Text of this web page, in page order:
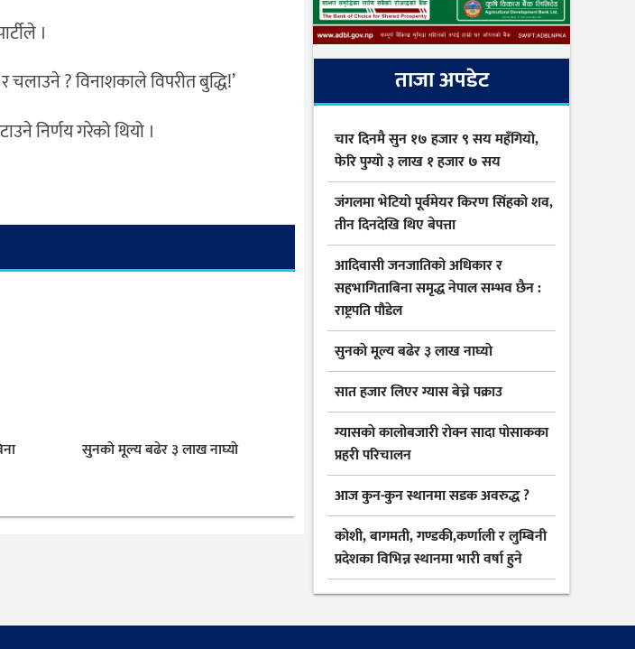
।
? विनाशकाले विपरीत बुद्धि!’
निर्णय गरेको थियो ।
सुनकाे मूल्य बढेर ३ लाख नाघ्याे
ताजा अपडेट
चार दिनमै सुन १७ हजार ९ सय महँगियो,
फेरि पुग्यो ३ लाख १ हजार ७ सय
जंगलमा भेटियो पूर्वमेयर किरण सिंहको शव,
तीन दिनदेखि थिए बेपत्ता
आदिवासी जनजातिको अधिकार र
सहभागिताबिना समृद्ध नेपाल सम्भव छैन :
राष्ट्रपति पौडेल
सुनकाे मूल्य बढेर ३ लाख नाघ्याे
सात हजार लिएर ग्यास बेच्ने पक्राउ
ग्यासकाे कालोबजारी राेक्न सादा पोसाकका
प्रहरी परिचालन
आज कुन-कुन स्थानमा सडक अवरुद्ध ?
कोशी, बागमती, गण्डकी,कर्णाली र लुम्बिनी
प्रदेशका विभिन्न स्थानमा भारी वर्षा हुने